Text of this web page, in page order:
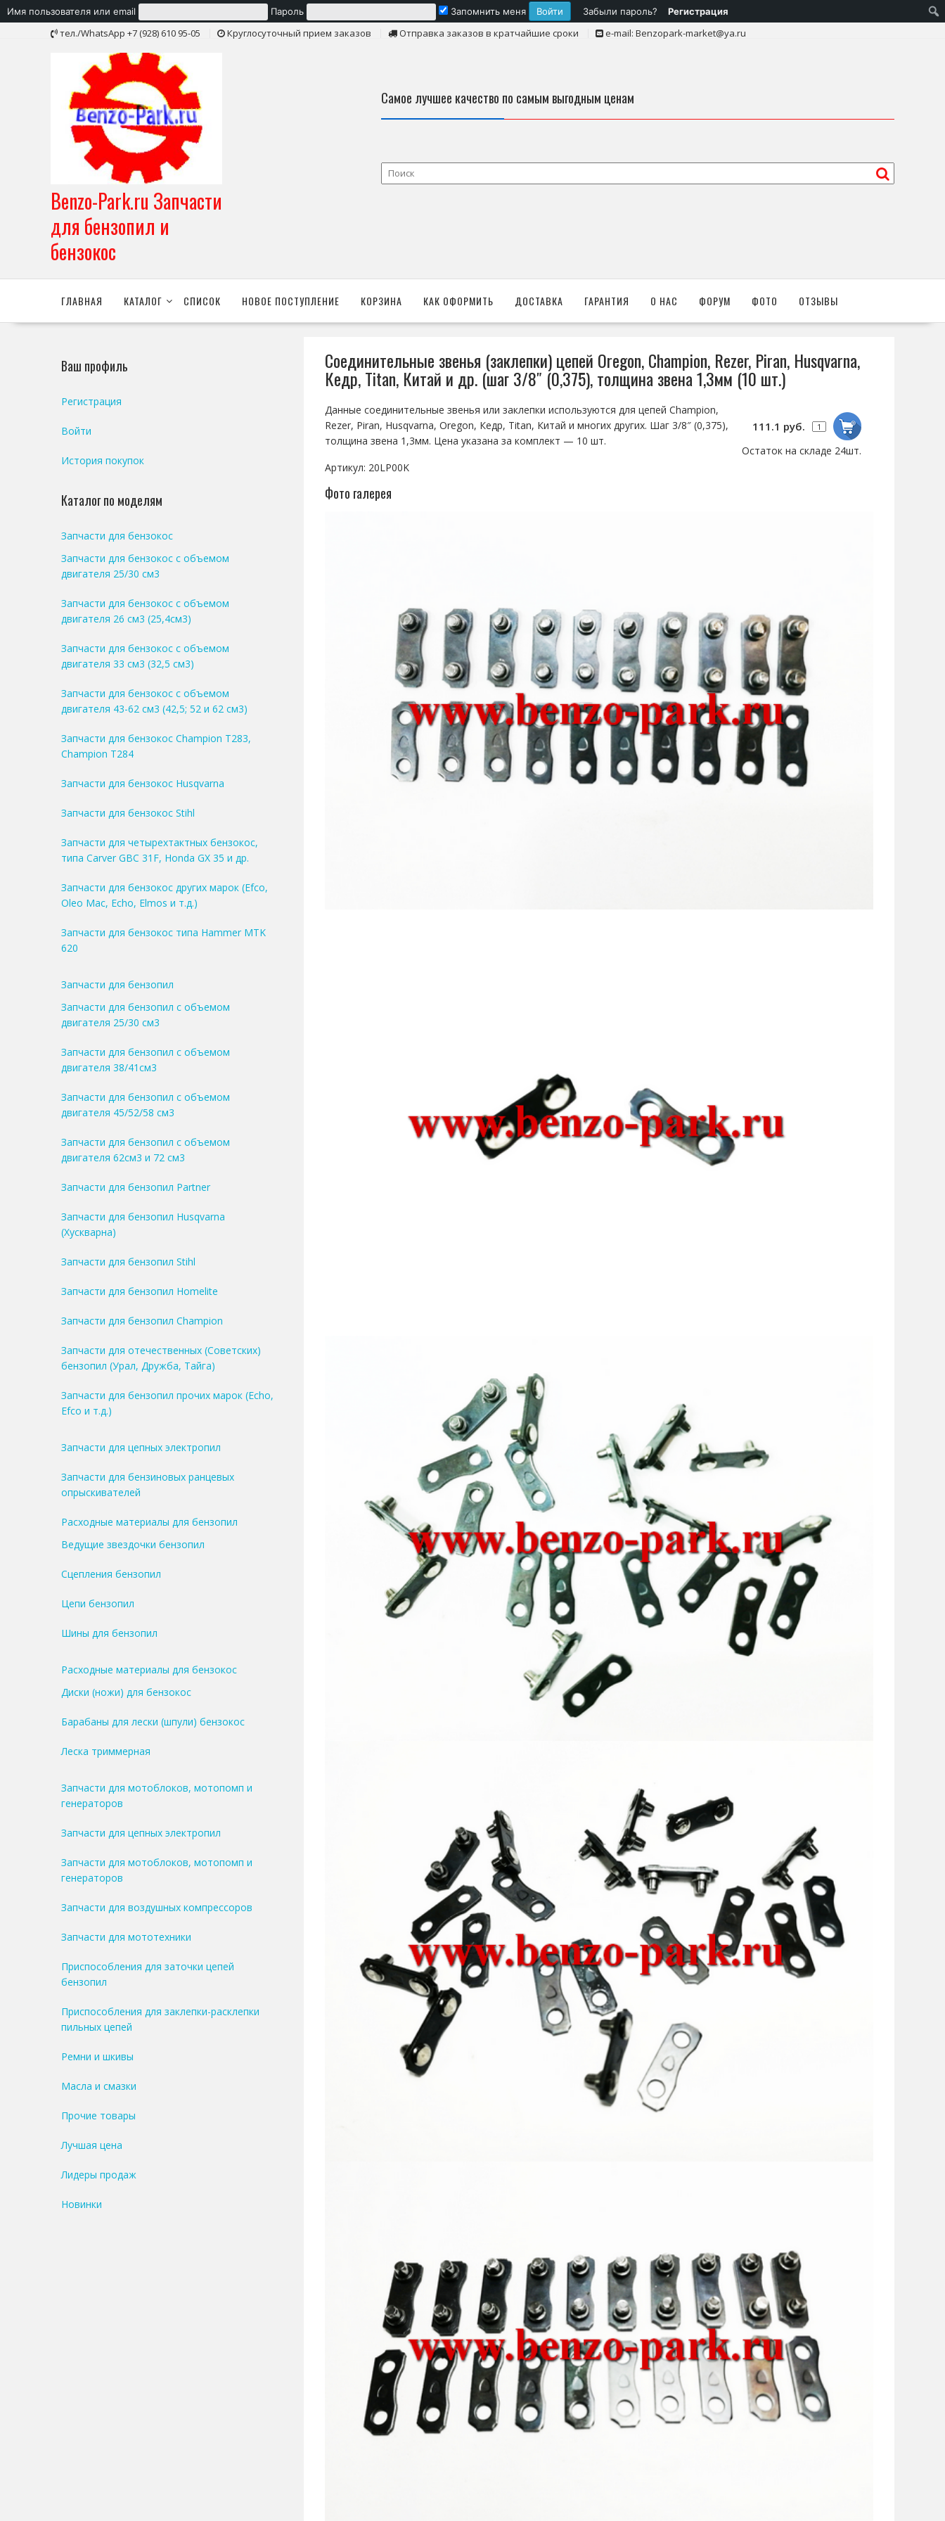
Имя пользователя или email Пароль Запомнить меня Забыли пароль? Регистрация
тел./WhatsApp +7 (928) 610 95-05 Круглосуточный прием заказов Отправка заказов в кратчайшие сроки e-mail: Benzopark-market@ya.ru
Benzo-Park.ru Запчасти
для бензопил и
бензокос
Самое лучшее качество по самым выгодным ценам
ГЛАВНАЯ КАТАЛОГ СПИСОК НОВОЕ ПОСТУПЛЕНИЕ КОРЗИНА КАК ОФОРМИТЬ ДОСТАВКА ГАРАНТИЯ О НАС ФОРУМ ФОТО ОТЗЫВЫ
Соединительные звенья (заклепки) цепей Oregon, Champion, Rezer, Piran, Husqvarna,
Кедр, Titan, Китай и др. (шаг 3/8″ (0,375), толщина звена 1,3мм (10 шт.)
111.1 руб.
Остаток на складе 24шт.
Данные соединительные звенья или заклепки используются для цепей Champion,
Rezer, Piran, Husqvarna, Oregon, Кедр, Titan, Китай и многих других. Шаг 3/8″ (0,375),
толщина звена 1,3мм. Цена указана за комплект — 10 шт.
Артикул: 20LP00K
Фото галерея
Ваш профиль
Регистрация
Войти
История покупок
Каталог по моделям
Запчасти для бензокос
Запчасти для бензокос с объемом
двигателя 25/30 см3
Запчасти для бензокос с объемом
двигателя 26 см3 (25,4см3)
Запчасти для бензокос с объемом
двигателя 33 см3 (32,5 см3)
Запчасти для бензокос с объемом
двигателя 43-62 см3 (42,5; 52 и 62 см3)
Запчасти для бензокос Champion T283,
Champion T284
Запчасти для бензокос Husqvarna
Запчасти для бензокос Stihl
Запчасти для четырехтактных бензокос,
типа Carver GBC 31F, Honda GX 35 и др.
Запчасти для бензокос других марок (Efco,
Oleo Mac, Echo, Elmos и т.д.)
Запчасти для бензокос типа Hammer MTK
620
Запчасти для бензопил
Запчасти для бензопил с объемом
двигателя 25/30 см3
Запчасти для бензопил с объемом
двигателя 38/41см3
Запчасти для бензопил с объемом
двигателя 45/52/58 см3
Запчасти для бензопил с объемом
двигателя 62см3 и 72 см3
Запчасти для бензопил Partner
Запчасти для бензопил Husqvarna
(Хускварна)
Запчасти для бензопил Stihl
Запчасти для бензопил Homelite
Запчасти для бензопил Champion
Запчасти для отечественных (Советских)
бензопил (Урал, Дружба, Тайга)
Запчасти для бензопил прочих марок (Echo,
Efco и т.д.)
Запчасти для цепных электропил
Запчасти для бензиновых ранцевых
опрыскивателей
Расходные материалы для бензопил
Ведущие звездочки бензопил
Сцепления бензопил
Цепи бензопил
Шины для бензопил
Расходные материалы для бензокос
Диски (ножи) для бензокос
Барабаны для лески (шпули) бензокос
Леска триммерная
Запчасти для мотоблоков, мотопомп и
генераторов
Запчасти для цепных электропил
Запчасти для мотоблоков, мотопомп и
генераторов
Запчасти для воздушных компрессоров
Запчасти для мототехники
Приспособления для заточки цепей
бензопил
Приспособления для заклепки-расклепки
пильных цепей
Ремни и шкивы
Масла и смазки
Прочие товары
Лучшая цена
Лидеры продаж
Новинки